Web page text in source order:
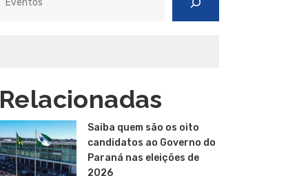
Relacionadas
Saiba quem são os oito
candidatos ao Governo do
Paraná nas eleições de
2026